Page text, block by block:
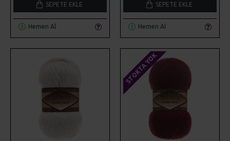
SEPETE EKLE
Hemen Al
SEPETE EKLE
Hemen Al
STOKTA YOK